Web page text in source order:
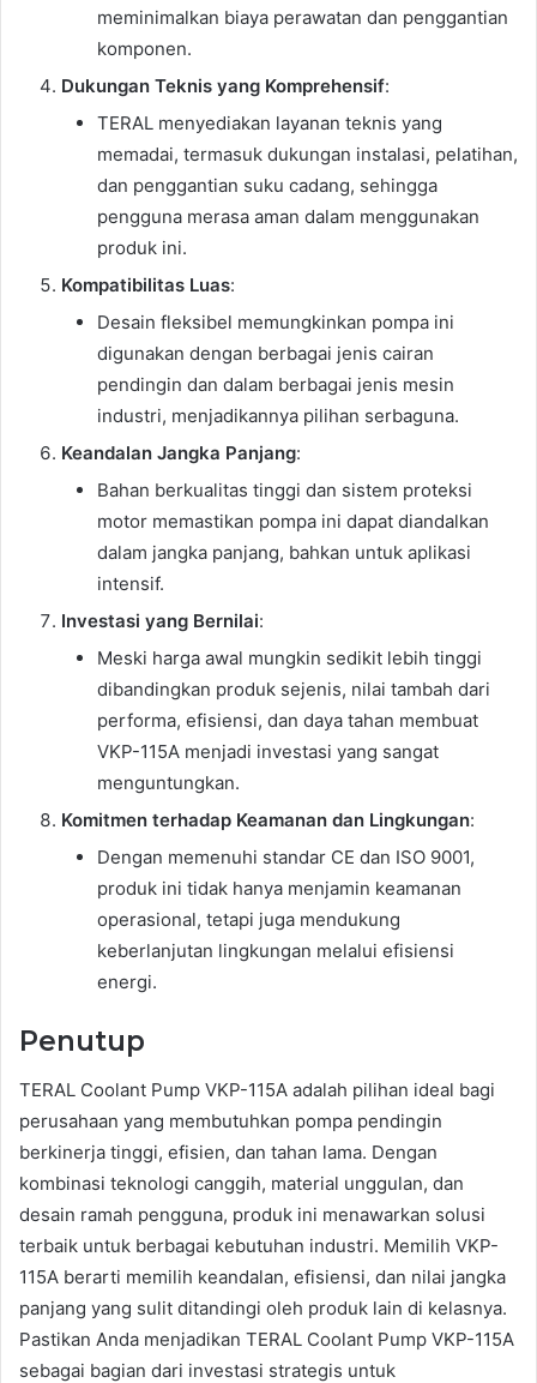
meminimalkan biaya perawatan dan penggantian
komponen.
Dukungan Teknis yang Komprehensif:
TERAL menyediakan layanan teknis yang
memadai, termasuk dukungan instalasi, pelatihan,
dan penggantian suku cadang, sehingga
pengguna merasa aman dalam menggunakan
produk ini.
Kompatibilitas Luas:
Desain fleksibel memungkinkan pompa ini
digunakan dengan berbagai jenis cairan
pendingin dan dalam berbagai jenis mesin
industri, menjadikannya pilihan serbaguna.
Keandalan Jangka Panjang:
Bahan berkualitas tinggi dan sistem proteksi
motor memastikan pompa ini dapat diandalkan
dalam jangka panjang, bahkan untuk aplikasi
intensif.
Investasi yang Bernilai:
Meski harga awal mungkin sedikit lebih tinggi
dibandingkan produk sejenis, nilai tambah dari
performa, efisiensi, dan daya tahan membuat
VKP-115A menjadi investasi yang sangat
menguntungkan.
Komitmen terhadap Keamanan dan Lingkungan:
Dengan memenuhi standar CE dan ISO 9001,
produk ini tidak hanya menjamin keamanan
operasional, tetapi juga mendukung
keberlanjutan lingkungan melalui efisiensi
energi.
Penutup
TERAL Coolant Pump VKP-115A adalah pilihan ideal bagi
perusahaan yang membutuhkan pompa pendingin
berkinerja tinggi, efisien, dan tahan lama. Dengan
kombinasi teknologi canggih, material unggulan, dan
desain ramah pengguna, produk ini menawarkan solusi
terbaik untuk berbagai kebutuhan industri. Memilih VKP-
115A berarti memilih keandalan, efisiensi, dan nilai jangka
panjang yang sulit ditandingi oleh produk lain di kelasnya.
Pastikan Anda menjadikan TERAL Coolant Pump VKP-115A
sebagai bagian dari investasi strategis untuk